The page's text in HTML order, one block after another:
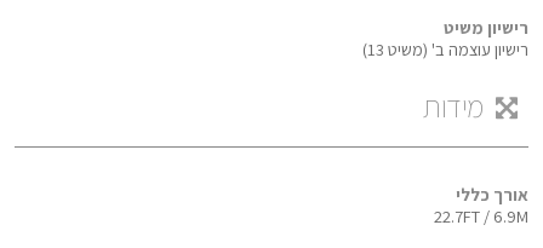
רישיון משיט
רישיון עוצמה ב' (משיט 13)
מידות
אורך כללי
22.7FT / 6.9M